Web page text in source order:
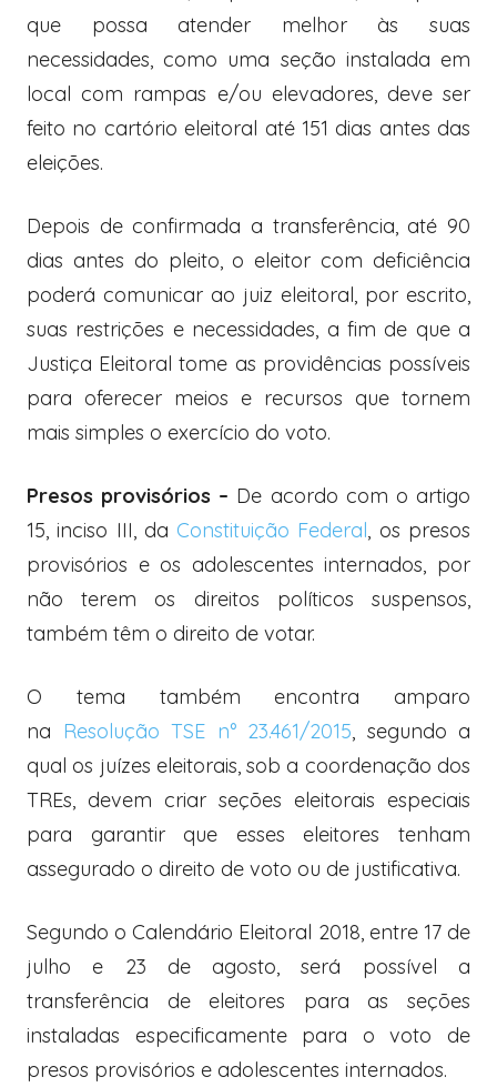
que possa atender melhor às suas
necessidades, como uma seção instalada em
local com rampas e/ou elevadores, deve ser
feito no cartório eleitoral até 151 dias antes das
eleições.
Depois de confirmada a transferência, até 90
dias antes do pleito, o eleitor com deficiência
poderá comunicar ao juiz eleitoral, por escrito,
suas restrições e necessidades, a fim de que a
Justiça Eleitoral tome as providências possíveis
para oferecer meios e recursos que tornem
mais simples o exercício do voto.
Presos provisórios – De acordo com o artigo
15, inciso III, da Constituição Federal, os presos
provisórios e os adolescentes internados, por
não terem os direitos políticos suspensos,
também têm o direito de votar.
O tema também encontra amparo
na
Resolução TSE n° 23.461/2015, segundo a
qual os juízes eleitorais, sob a coordenação dos
TREs, devem criar seções eleitorais especiais
para garantir que esses eleitores tenham
assegurado o direito de voto ou de justificativa.
Segundo o Calendário Eleitoral 2018, entre 17 de
julho e 23 de agosto, será possível a
transferência de eleitores para as seções
instaladas especificamente para o voto de
presos provisórios e adolescentes internados.